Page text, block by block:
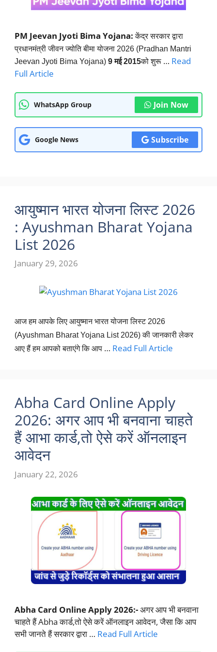
PM Jeevan Jyoti Bima Yojana: केंद्र सरकार द्वारा
प्रधानमंत्री जीवन ज्योति बीमा योजना 2026 (Pradhan Mantri
Jeevan Jyoti Bima Yojana) 9 मई 2015को शुरू … Read
Full Article
WhatsApp Group Join Now
Google News Subscribe
आयुष्मान भारत योजना लिस्ट 2026
: Ayushman Bharat Yojana
List 2026
January 29, 2026
आज हम आपके लिए आयुष्मान भारत योजना लिस्ट 2026
(Ayushman Bharat Yojana List 2026) की जानकारीलेकर
आए हैं हम आपको बताएंगे कि आप … Read Full Article
Abha Card Online Apply
2026: अगर आप भी बनवाना चाहते
हैं आभा कार्ड,तो ऐसे करें ऑनलाइन
आवेदन
January 22, 2026
Abha Card Online Apply 2026:-अगर आप भी बनवाना
चाहते हैं Abha कार्ड,तो ऐसे करें ऑनलाइन आवेदन, जैसा कि आप
सभी जानते हैं सरकार द्वारा … Read Full Article